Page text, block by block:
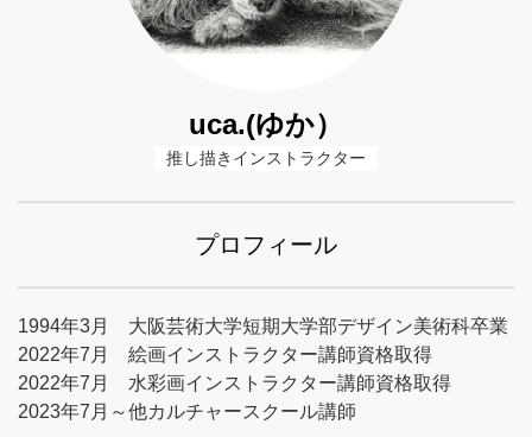
uca.(ゆか）
推し描きインストラクター
プロフィール
1994年3月 大阪芸術大学短期大学部デザイン美術科卒業
2022年7月 絵画インストラクター講師資格取得
2022年7月 水彩画インストラクター講師資格取得
2023年7月～他カルチャースクール講師